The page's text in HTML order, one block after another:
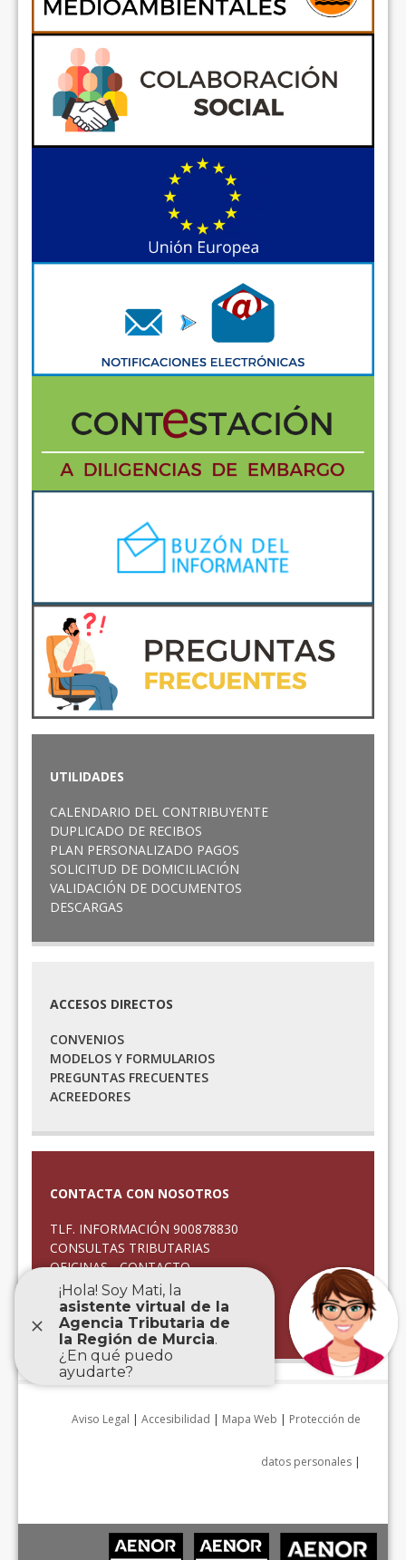
UTILIDADES
CALENDARIO DEL CONTRIBUYENTE
DUPLICADO DE RECIBOS
PLAN PERSONALIZADO PAGOS
SOLICITUD DE DOMICILIACIÓN
VALIDACIÓN DE DOCUMENTOS
DESCARGAS
ACCESOS DIRECTOS
CONVENIOS
MODELOS Y FORMULARIOS
PREGUNTAS FRECUENTES
ACREEDORES
CONTACTA CON NOSOTROS
TLF. INFORMACIÓN 900878830
CONSULTAS TRIBUTARIAS
OFICINAS - CONTACTO
CITA PREVIA
QUEJAS Y SUGERENCIAS
ATENCIÓN INCIDENCIAS
Aviso Legal | Accesibilidad | Mapa Web | Protección de
datos personales |